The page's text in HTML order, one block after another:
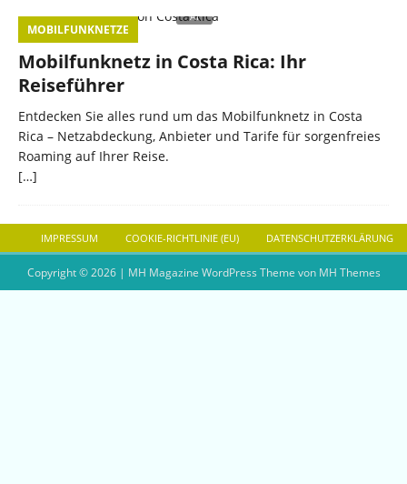
MOBILFUNKNETZE
Mobilfunknetz in Costa Rica: Ihr
Reiseführer
Entdecken Sie alles rund um das Mobilfunknetz in Costa
Rica – Netzabdeckung, Anbieter und Tarife für sorgenfreies
Roaming auf Ihrer Reise.
[…]
IMPRESSUM COOKIE-RICHTLINIE (EU) DATENSCHUTZERKLÄRUNG
Copyright © 2026 | MH Magazine WordPress Theme von MH Themes